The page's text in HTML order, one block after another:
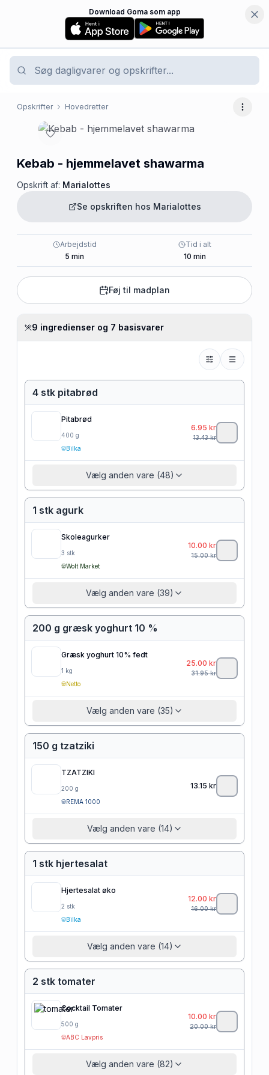
Download Goma som app
Opskrifter Hovedretter Flere
Kebab - hjemmelavet shawarma
Opskrift af: Marialottes
Se opskriften hos Marialottes
Arbejdstid
5 min
Tid i alt
10 min
Føj til madplan
9 ingredienser og 7 basisvarer
4 stk pitabrød
Pitabrød
400 g
Bilka
6.95 kr
13.43kr
Vælg anden vare (48)
1 stk agurk
Skoleagurker
3 stk
Wolt Market
10.00 kr
15.00kr
Vælg anden vare (39)
200 g græsk yoghurt 10 %
Græsk yoghurt 10% fedt
1 kg
Netto
25.00 kr
31.95kr
Vælg anden vare (35)
150 g tzatziki
TZATZIKI
200 g
REMA 1000
13.15 kr
Vælg anden vare (14)
1 stk hjertesalat
Hjertesalat øko
2 stk
Bilka
12.00 kr
16.00kr
Vælg anden vare (14)
2 stk tomater
Cocktail Tomater
500 g
ABC Lavpris
10.00 kr
20.00kr
Vælg anden vare (82)